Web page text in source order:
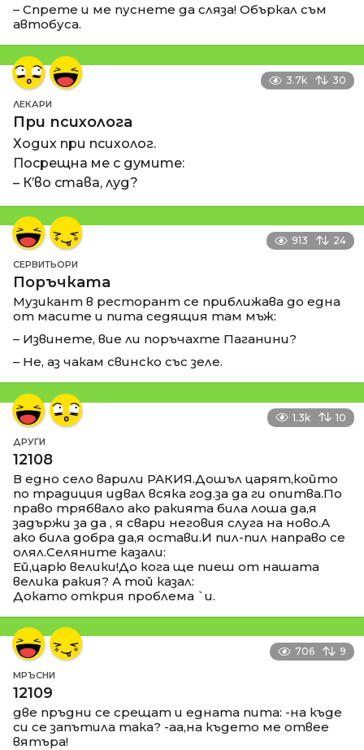
– Спрете и ме пуснете да сляза! Объркал съм
автобуса.
3.7k 30
ЛЕКАРИ
При психолога
Ходих при психолог.
Посрещна ме с думите:
– К’во става, луд?
913 24
СЕРВИТЬОРИ
Поръчката
Музикант в ресторант се приближава до една
от масите и пита седящия там мъж:
– Извинете, вие ли поръчахте Паганини?
– Не, аз чакам свинско със зеле.
1.3k 10
ДРУГИ
12108
В едно село варили РАКИЯ.Дошъл царят,който
по традиция идвал всяка год.за да ги опитва.По
право трябвало ако ракията била лоша да,я
задържи за да , я свари неговия слуга на ново.А
ако била добра да,я остави.И пил-пил направо се
олял.Селяните казали:
Ей,царю велики!До кога ще пиеш от нашата
велика ракия? А той казал:
Докато открия проблема `и.
706 9
МРЪСНИ
12109
две пръдни се срещат и едната пита: -на къде
си се запътила така? -аа,на където ме отвее
вятъра!